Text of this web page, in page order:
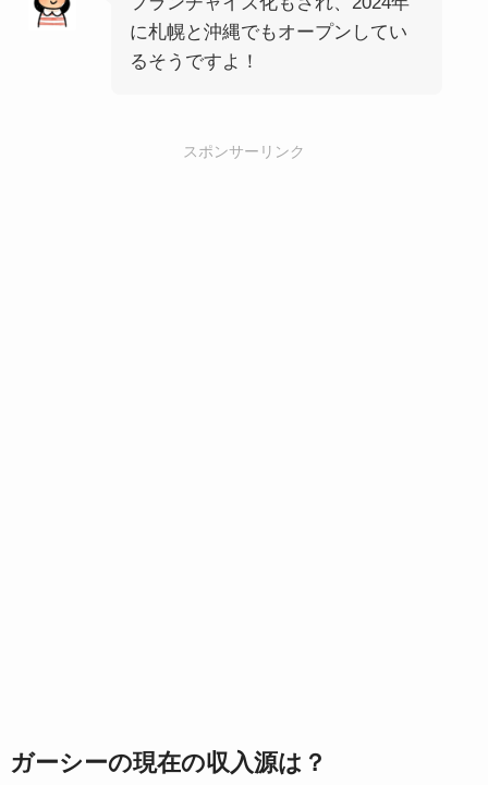
に札幌と沖縄でもオープンしてい
るそうですよ！
スポンサーリンク
ガーシーの現在の収入源は？